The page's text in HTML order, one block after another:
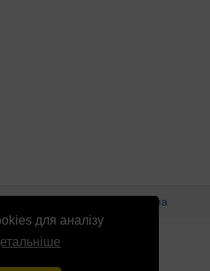
для аналізу
інформація
Реклама
patrioty.org.ua